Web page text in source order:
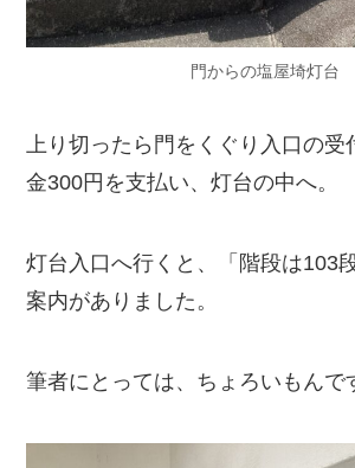
門からの塩屋埼灯台
上り切ったら門をくぐり入口の受
金300円を支払い、灯台の中へ。
灯台入口へ行くと、「階段は103
案内がありました。
筆者にとっては、ちょろいもんで